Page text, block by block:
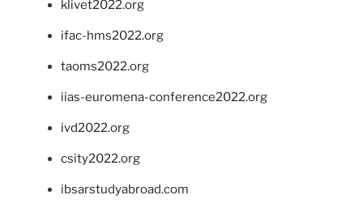
klivet2022.org
ifac-hms2022.org
taoms2022.org
iias-euromena-conference2022.org
ivd2022.org
csity2022.org
ibsarstudyabroad.com